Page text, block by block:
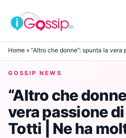
Skip to content
Home » “Altro che donne”: spunta la
GOSSIP NEWS
“Altro che
vera passione
Totti | Ne ha